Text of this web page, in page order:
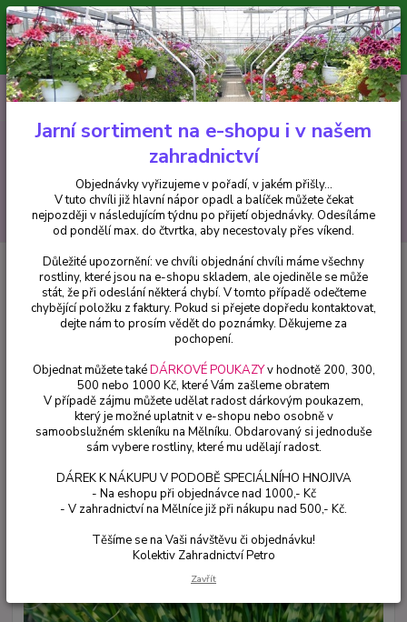
Minimální hodnota pro odeslání z e-shopu je 300 Kč.
V tuto chvíli již hlavní nápor objednávek opadl a balíček můžete čekat
nejpozději v následujícím týdnu po přijetí objednávky. Objednávky
vyřizujeme v pořadí, v jakém přišly...
CZK
Hledat
+420 602 223 614 0ks
za0 Kč
Okrasné trávy
Miscanthus sin. Zebrinus- ozdobnice čínská - cena
za kus v 3-kusovém balení
Miscanthus sin. Zebrinus-
ozdobnice čínská - cena za kus v
3-kusovém balení
Jarní sortiment na e-shopu i v našem
zahradnictví
Objednávky vyřizujeme v pořadí, v jakém přišly...
V tuto chvíli již hlavní nápor opadl a balíček můžete čekat
nejpozději v následujícím týdnu po přijetí objednávky. Odesíláme
od pondělí max. do čtvrtka, aby necestovaly přes víkend.
Důležité upozornění: ve chvíli objednání chvíli máme všechny
rostliny, které jsou na e-shopu skladem, ale ojediněle se může
stát, že při odeslání některá chybí. V tomto případě odečteme
chybějící položku z faktury. Pokud si přejete dopředu kontaktovat,
dejte nám to prosím vědět do poznámky. Děkujeme za
pochopení.
Objednat můžete takéDÁRKOVÉ POUKAZYv hodnotě 200, 300,
500 nebo 1000 Kč, které Vám zašleme obratem
V případě zájmu můžete udělat radost dárkovým poukazem,
který je možné uplatnit v e-shopu nebo osobně v
samoobslužném skleníku na Mělníku. Obdarovaný si jednoduše
sám vybere rostliny, které mu udělají radost.
DÁREK K NÁKUPU V PODOBĚ SPECIÁLNÍHO HNOJIVA
- Na eshopu při objednávce nad 1000,- Kč
- V zahradnictví na Mělníce již při nákupu nad 500,- Kč.
Těšíme se na Vaši návštěvu či objednávku!
Kolektiv Zahradnictví Petro
Zavřít